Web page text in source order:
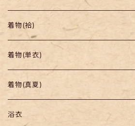
着物
帯
羽織り・道行
着物(袷)
小紋
色無地・江戸小紋
紬
着物(単衣)
着物(真夏)
浴衣